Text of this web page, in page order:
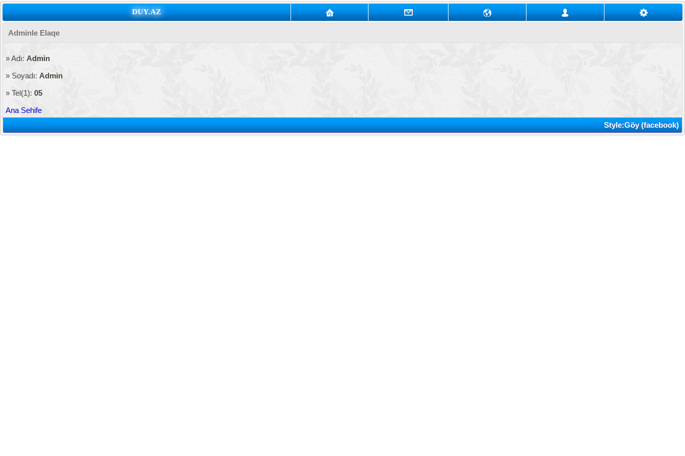
DUY.AZ
Adminle Elaqe
» Adı: Admin
» Soyadı: Admin
» Tel(1): 05
Ana Sehife
Style:Göy (facebook)